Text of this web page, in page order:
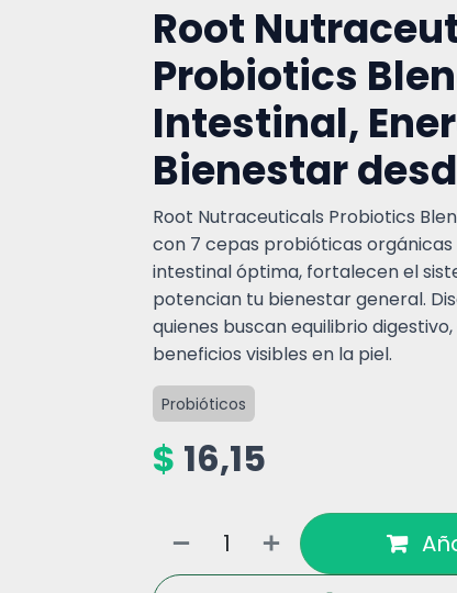
Root
Probiotics
Intestinal,
Bienestar
Root Nutraceuticals Probiotics
con 7 cepas probióticas
intestinal óptima, fortalecen el
potencian tu bienestar general.
quienes buscan equilibrio
beneficios visibles en la piel.
Probióticos
$ 16,15